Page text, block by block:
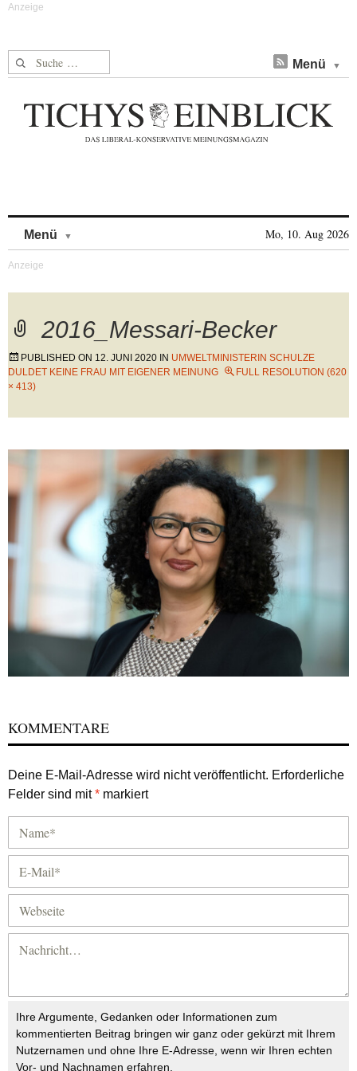
Suche nach: Menü
Menü Mo, 10. Aug 2026
2016_Messari-Becker
PUBLISHED ON 12. JUNI 2020 IN UMWELTMINISTERIN SCHULZE
DULDET KEINE FRAU MIT EIGENER MEINUNG
FULL RESOLUTION (620
× 413)
KOMMENTARE
Deine E-Mail-Adresse wird nicht veröffentlicht. Erforderliche
Felder sind mit* markiert
Ihre Argumente, Gedanken oder Informationen zum
kommentierten Beitrag bringen wir ganz oder gekürzt mit Ihrem
Nutzernamen und ohne Ihre E-Adresse, wenn wir Ihren echten
Vor- und Nachnamen erfahren.